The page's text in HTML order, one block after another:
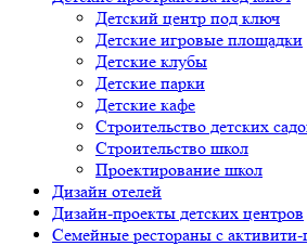
Детский центр под ключ
Детские игровые площадки
Детские клубы
Детские парки
Детские кафе
Строительство детских
Строительство школ
Проектирование школ
Дизайн отелей
Дизайн-проекты детских центров
Семейные рестораны с активити-